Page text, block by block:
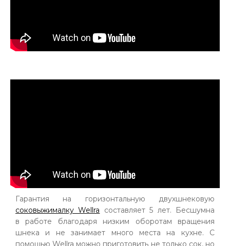
Гарантия на горизонтальную двухшнековую
соковыжималку Wellra составляет 5 лет. Бесшумна
в работе благодаря низким оборотам вращения
шнека и не занимает много места на кухне. С
помощью Wellra можно приготовить не только сок, но